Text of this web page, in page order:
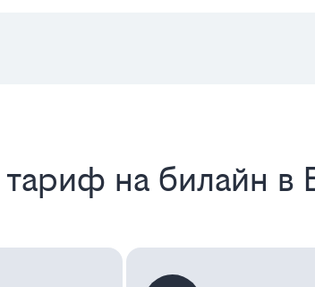
на билайн в